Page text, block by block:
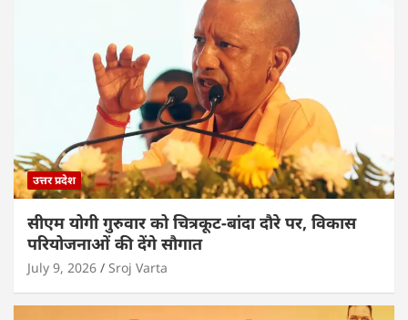
उत्तर प्रदेश
सीएम योगी गुरुवार को चित्रकूट-बांदा दौरे पर, विकास
परियोजनाओं की देंगे सौगात
July 9, 2026 Sroj Varta